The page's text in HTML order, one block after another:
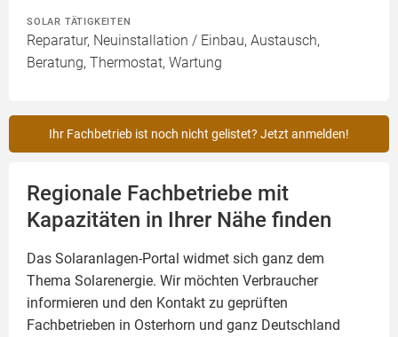
SOLAR TÄTIGKEITEN
Reparatur, Neuinstallation / Einbau, Austausch,
Beratung, Thermostat, Wartung
Ihr Fachbetrieb ist noch nicht gelistet? Jetzt anmelden!
Regionale Fachbetriebe mit
Kapazitäten in Ihrer Nähe finden
Das Solaranlagen-Portal widmet sich ganz dem
Thema Solarenergie. Wir möchten Verbraucher
informieren und den Kontakt zu geprüften
Fachbetrieben in Osterhorn und ganz Deutschland